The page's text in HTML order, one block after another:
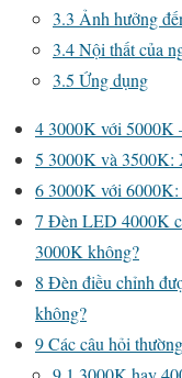
3.3 Ảnh hưởng
3.4Nội thất của
3.5 Ứng dụng
43000K với 5000K
5 3000K và 3500K:
63000K với 6000K:
7 Đèn LED 4000K
3000K không?
8 Đèn điều chỉnh
không?
9Các câu hỏi